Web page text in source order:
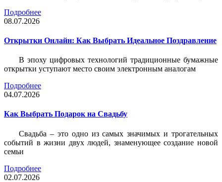
Подробнее
08.07.2026
Открытки Онлайн: Как Выбрать Идеальное Поздравление
В эпоху цифровых технологий традиционные бумажные
открытки уступают место своим электронным аналогам
Подробнее
04.07.2026
Как Выбрать Подарок на Свадьбу
Свадьба – это одно из самых значимых и трогательных
событий в жизни двух людей, знаменующее создание новой
семьи
Подробнее
02.07.2026